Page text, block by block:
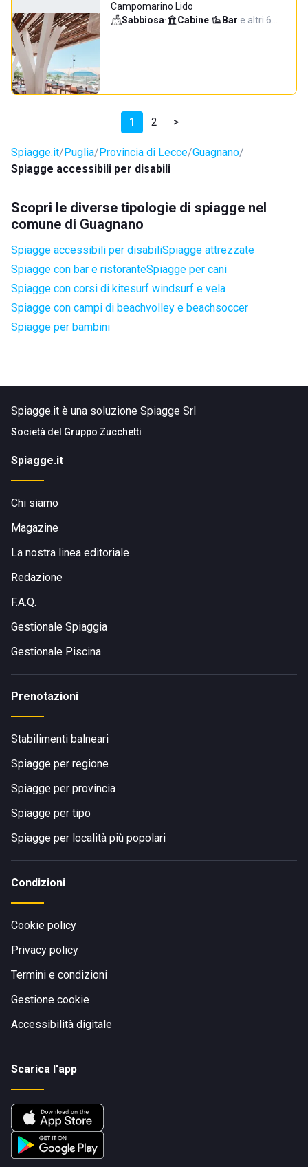
Campomarino Lido
Sabbiosa· Cabine· Bar·e altri 6…
1 2 >
Spiagge.it Puglia Provincia di Lecce Guagnano
Spiagge accessibili per disabili
Scopri le diverse tipologie di spiagge nel
comune di Guagnano
Spiagge accessibili per disabiliSpiagge attrezzate
Spiagge con bar e ristoranteSpiagge per cani
Spiagge con corsi di kitesurf windsurf e vela
Spiagge con campi di beachvolley e beachsoccer
Spiagge per bambini
Spiagge.it è una soluzione Spiagge Srl
Società del Gruppo Zucchetti
Spiagge.it
Chi siamo
Magazine
La nostra linea editoriale
Redazione
F.A.Q.
Gestionale Spiaggia
Gestionale Piscina
Prenotazioni
Stabilimenti balneari
Spiagge per regione
Spiagge per provincia
Spiagge per tipo
Spiagge per località più popolari
Condizioni
Cookie policy
Privacy policy
Termini e condizioni
Gestione cookie
Accessibilità digitale
Scarica l'app